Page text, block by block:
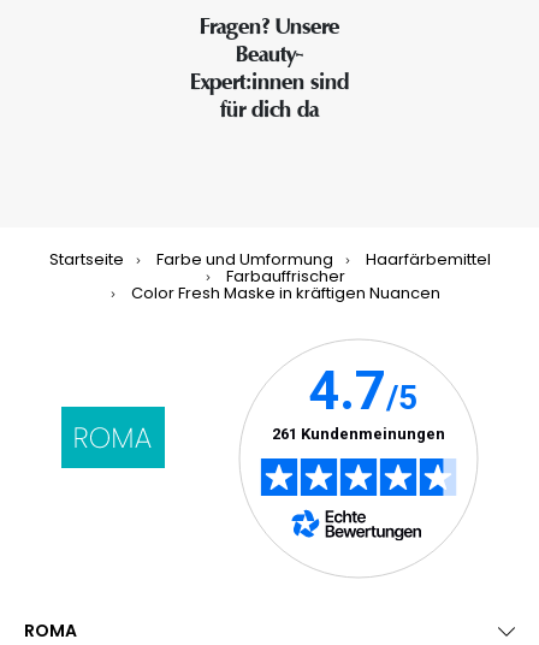
Fragen? Unsere
Beauty-
Expert:innen sind
für dich da
Startseite Farbe und Umformung Haarfärbemittel
Farbauffrischer
Color Fresh Maske in kräftigen Nuancen
ROMA